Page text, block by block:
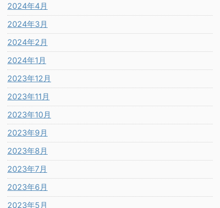
2024年4月
2024年3月
2024年2月
2024年1月
2023年12月
2023年11月
2023年10月
2023年9月
2023年8月
2023年7月
2023年6月
2023年5月